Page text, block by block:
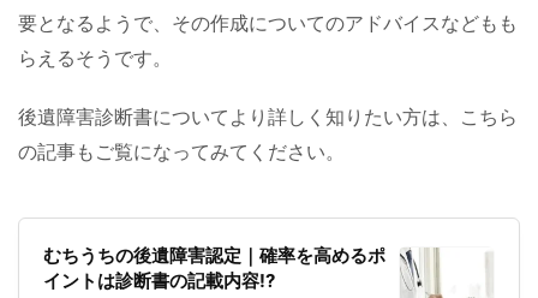
要となるようで、その作成についてのアドバイスなどもも
らえるそうです。
後遺障害診断書についてより詳しく知りたい方は、こちら
の記事もご覧になってみてください。
むちうちの後遺障害認定｜確率を高めるポ
イントは診断書の記載内容!?